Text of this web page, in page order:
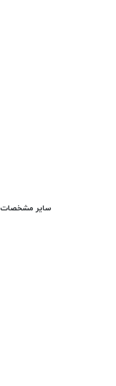
سایر مشخصات